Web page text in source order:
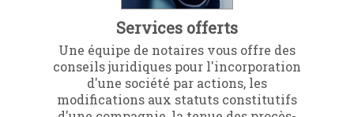
Services offerts
Une équipe de notaires vous offre des
conseils juridiques pour l'incorporation
d'une société par actions, les
modifications aux statuts constitutifs